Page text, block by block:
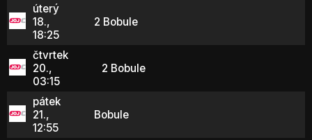
úterý
18.,
18:25
2 Bobule
čtvrtek
20.,
03:15
2 Bobule
pátek
21.,
12:55
Bobule